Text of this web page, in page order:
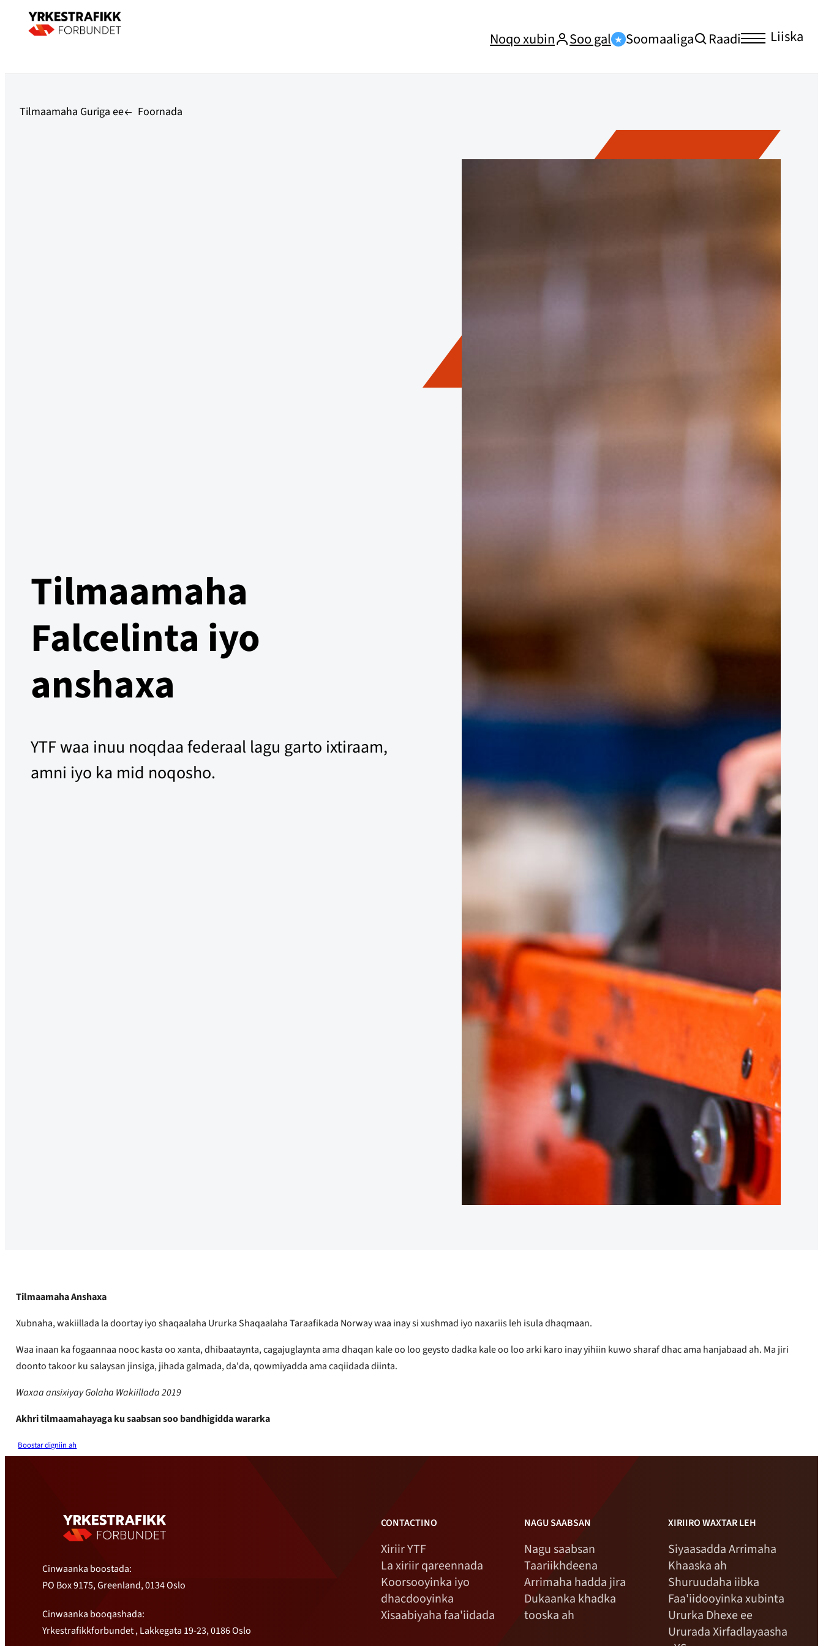
Noqo xubin Soo gal Soomaaliga Raadi Liiska
Tilmaamaha Guriga ee Foornada
Tilmaamaha
Falcelinta iyo
anshaxa
YTF waa inuu noqdaa federaal lagu garto ixtiraam,
amni iyo ka mid noqosho.
Tilmaamaha Anshaxa
Xubnaha, wakiillada la doortay iyo shaqaalaha Ururka Shaqaalaha Taraafikada Norway waa inay si xushmad iyo naxariis leh isula dhaqmaan.
Waa inaan ka fogaannaa nooc kasta oo xanta, dhibaataynta, cagajuglaynta ama dhaqan kale oo loo geysto dadka kale oo loo arki karo inay yihiin kuwo sharaf dhac ama hanjabaad ah. Ma jiri
doonto takoor ku salaysan jinsiga, jihada galmada, da'da, qowmiyadda ama caqiidada diinta.
Waxaa ansixiyay Golaha Wakiillada 2019
Akhri tilmaamahayaga ku saabsan soo bandhigidda wararka
Boostar digniin ah
Cinwaanka boostada:
PO Box 9175, Greenland, 0134 Oslo
Cinwaanka booqashada:
Yrkestrafikkforbundet , Lakkegata 19-23, 0186 Oslo
CONTACTINO
Xiriir YTF
La xiriir qareennada
Koorsooyinka iyo
dhacdooyinka
Xisaabiyaha faa'iidada
NAGU SAABSAN
Nagu saabsan
Taariikhdeena
Arrimaha hadda jira
Dukaanka khadka
tooska ah
XIRIIRO WAXTAR LEH
Siyaasadda Arrimaha
Khaaska ah
Shuruudaha iibka
Faa'iidooyinka xubinta
Ururka Dhexe ee
Ururada Xirfadlayaasha